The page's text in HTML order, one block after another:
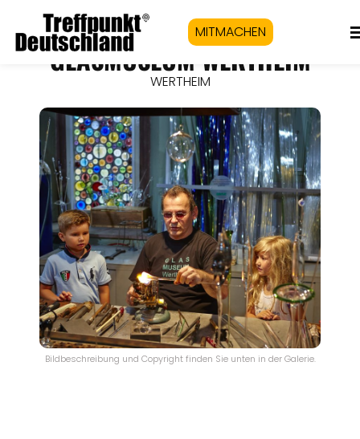
MITMACHEN
GLASMUSEUM WERTHEIM
WERTHEIM
Bildbeschreibung und Copyright finden Sie unten in der Galerie.